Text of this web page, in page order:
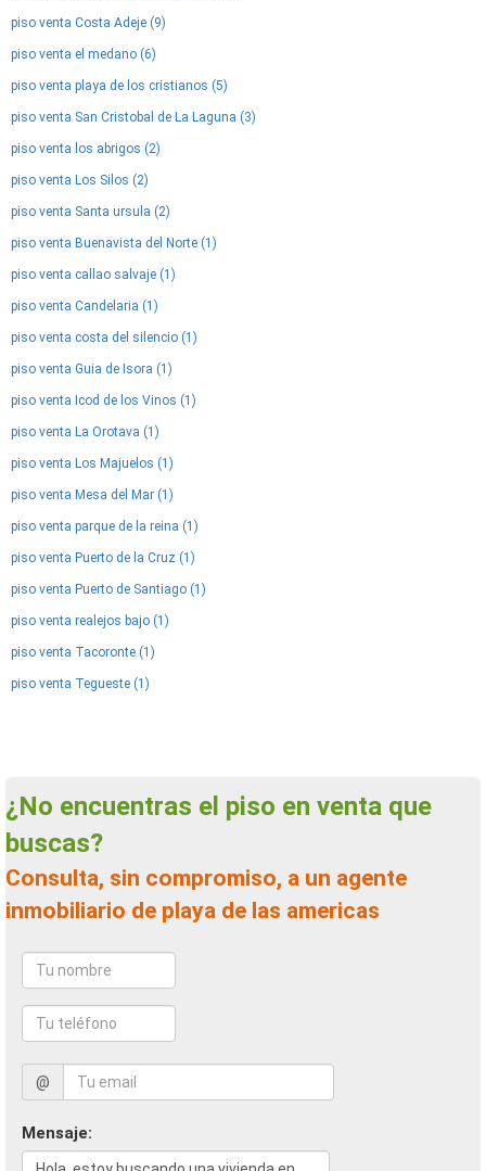
piso venta Costa Adeje (9)
piso venta el medano (6)
piso venta playa de los cristianos (5)
piso venta San Cristobal de La Laguna (3)
piso venta los abrigos (2)
piso venta Los Silos (2)
piso venta Santa ursula (2)
piso venta Buenavista del Norte (1)
piso venta callao salvaje (1)
piso venta Candelaria (1)
piso venta costa del silencio (1)
piso venta Guia de Isora (1)
piso venta Icod de los Vinos (1)
piso venta La Orotava (1)
piso venta Los Majuelos (1)
piso venta Mesa del Mar (1)
piso venta parque de la reina (1)
piso venta Puerto de la Cruz (1)
piso venta Puerto de Santiago (1)
piso venta realejos bajo (1)
piso venta Tacoronte (1)
piso venta Tegueste (1)
¿No encuentras el piso en venta que
buscas?
Consulta, sin compromiso, a un agente
inmobiliario de playa de las americas
@
Mensaje: